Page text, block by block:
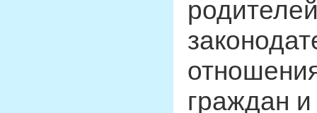
граждан